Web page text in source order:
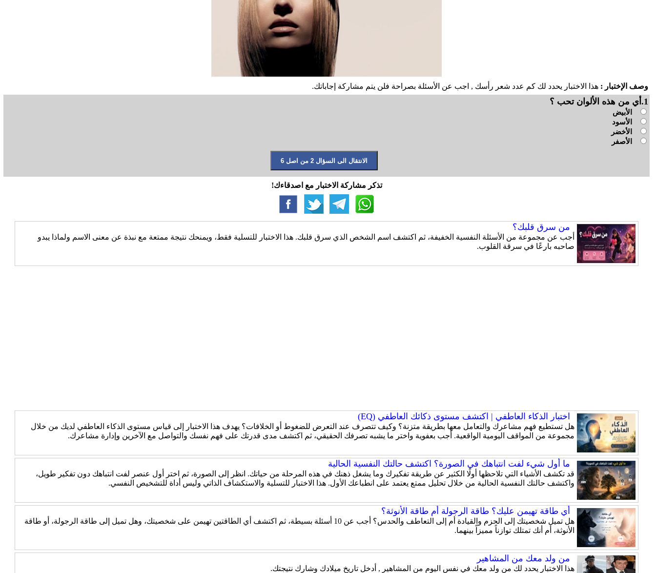
وصف الإختبار :هذا الاختبار يحدد لك كم عدد شعر رأسك , اجب عن الأسئلة بصراحة فلن يتم مشاركة إجاباتك.
1.أي من هذه الألوان تحب ؟
الأبيض
الأسود
الأخضر
الأصفر
تذكر مشاركة الاختبار مع اصدقاءك!
من سرق قلبك؟
أجب عن مجموعة من الأسئلة النفسية الخفيفة، ثم اكتشف اسم الشخص الذي سرق قلبك. هذا الاختبار للتسلية فقط، ويمنحك نتيجة ممتعة مع نبذة عن معنى الاسم ولماذا يبدو
صاحبه بارعًا في سرقة القلوب.
اختبار الذكاء العاطفي | اكتشف مستوى ذكائك العاطفي (EQ)
هل تستطيع فهم مشاعرك والتعامل معها بطريقة متزنة؟ وكيف تتصرف عند التعرض للضغوط أو الخلافات؟ يهدف هذا الاختبار إلى قياس مستوى الذكاء العاطفي لديك من خلال
مجموعة من المواقف اليومية الواقعية. أجب بعفوية واختر ما يشبه تصرفك الحقيقي، ثم اكتشف مدى قدرتك على فهم نفسك والتواصل مع الآخرين وإدارة مشاعرك.
ما أول شيء لفت انتباهك في الصورة؟ اكتشف حالتك النفسية الحالية
قد تكشف الأشياء التي تلاحظها أولًا الكثير عن طريقة تفكيرك وما يشغل ذهنك في هذه المرحلة من حياتك. انظر إلى الصورة، ثم اختر أول عنصر لفت انتباهك دون تفكير طويل،
واكتشف حالتك النفسية الحالية من خلال تحليل ممتع يعتمد على انطباعك الأول. هذا الاختبار للتسلية والاستكشاف الذاتي وليس أداة للتشخيص النفسي.
أي طاقة تهيمن عليك؟ طاقة الرجولة أم طاقة الأنوثة؟
هل تميل شخصيتك إلى الحزم والقيادة أم إلى التعاطف والحدس؟ أجب عن 10 أسئلة بسيطة، ثم اكتشف أي الطاقتين تهيمن على شخصيتك، وهل تميل إلى طاقة الرجولة، أو طاقة
الأنوثة، أم أنك تمتلك توازناً مميزاً بينهما.
من ولد معك من المشاهير
هذا الاختبار يحدد لك من ولد معك في نفس اليوم من المشاهير , أدخل تاريخ ميلادك وشارك نتيجتك.